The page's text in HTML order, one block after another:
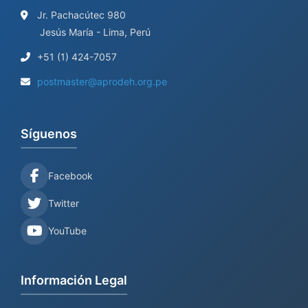
Jr. Pachacútec 980
Jesús María - Lima, Perú
+51 (1) 424-7057
postmaster@aprodeh.org.pe
Síguenos
Facebook
Twitter
YouTube
Información Legal